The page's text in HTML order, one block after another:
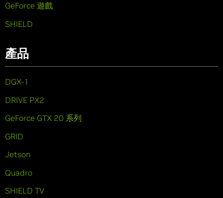
GeForce 遊戲
SHIELD
產品
DGX-1
DRIVE PX2
GeForce GTX 20 系列
GRID
Jetson
Quadro
SHIELD TV